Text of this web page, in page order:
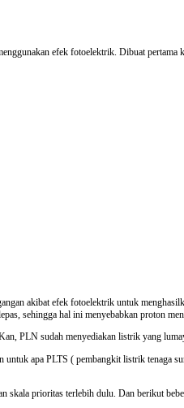
efek fotoelektrik. Dibuat pertama
akibat efek fotoelektrik untuk
sehingga hal ini menyebabkan proton
PLN sudah menyediakan listrik yang
apa PLTS ( pembangkit listrik tenaga
skala prioritas terlebih dulu. Dan berikut